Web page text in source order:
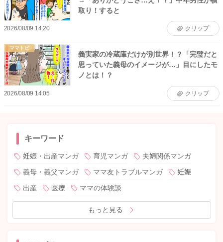
取り！すると
2026/08/09 14:20 クリップ
ママトピ
義実家の冷蔵庫だけが別世界！？「完璧だと
思っていた義母のイメージが…」目にしたモ
ノとは！？
2026/08/09 14:05 クリップ
キーワード
妊娠・出産マンガ 育児マンガ
夫婦関係マンガ
義母・義父マンガ
ママ友トラブルマンガ
妊娠
出産
医療 ママの体験談
もっと見る